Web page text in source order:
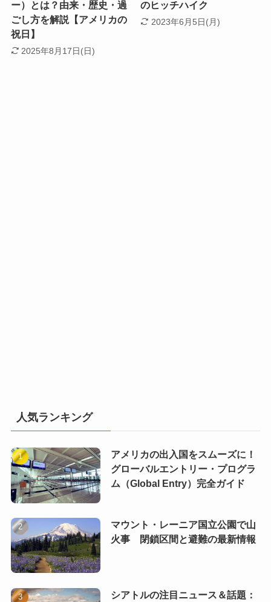
ー）とは？由来・歴史・過
ごし方を解説【アメリカの
祝日】
2025年8月17日(日)
のヒッチハイク
2023年6月5日(月)
人気ランキング
アメリカの出入国をスムーズに！
グローバルエントリー・プログラ
ム（Global Entry）完全ガイド
マウント・レーニア国立公園で山
火事 閉鎖区間と避難の最新情報
シアトルの注目ニュース＆話題：